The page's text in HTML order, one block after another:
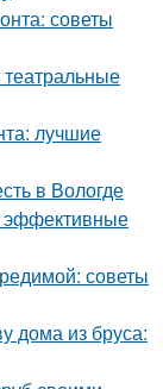
советы
лучшие
в Вологде
эффективные
советы
дома из бруса: